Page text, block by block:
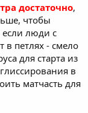
достаточно,
чтобы
если люди с
в петлях - смело
для старта из
в
матчасть для